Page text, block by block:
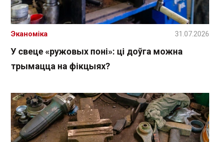
У свеце «ружовых поні»: ці доўга можна
трымацца на фікцыях?
Эканоміка 31.07.2026